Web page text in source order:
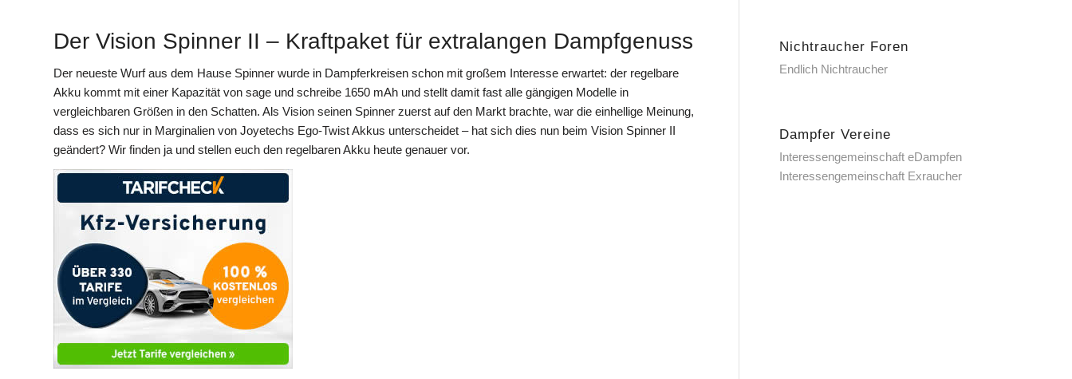
Der Vision Spinner II – Kraftpaket für extralangen Dampfgenuss
Der neueste Wurf aus dem Hause Spinner wurde in Dampferkreisen schon mit großem Interesse erwartet: der regelbare
Akku kommt mit einer Kapazität von sage und schreibe 1650 mAh und stellt damit fast alle gängigen Modelle in
vergleichbaren Größen in den Schatten. Als Vision seinen Spinner zuerst auf den Markt brachte, war die einhellige Meinung,
dass es sich nur in Marginalien von Joyetechs Ego-Twist Akkus unterscheidet – hat sich dies nun beim Vision Spinner II
geändert? Wir finden ja und stellen euch den regelbaren Akku heute genauer vor.
Nichtraucher Foren
Endlich Nichtraucher
Dampfer Vereine
Interessengemeinschaft eDampfen
Interessengemeinschaft Exraucher